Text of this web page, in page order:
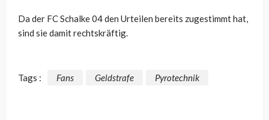
Da der FC Schalke 04 den Urteilen bereits zugestimmt hat,
sind sie damit rechtskräftig.
Tags : Fans Geldstrafe Pyrotechnik